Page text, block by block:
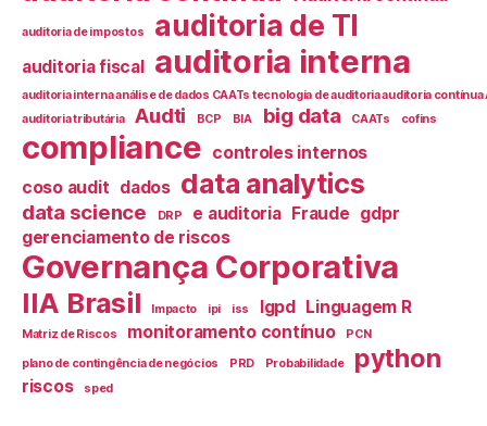
auditoria de impostos auditoria de TI
auditoria fiscal auditoria interna
auditoria interna análise de dados CAATs tecnologia de auditoria auditoria
auditoria tributária
Audti BCP BIA big data CAATs cofins
compliance controles internos
coso audit dados data analytics
data science DRP e auditoria Fraude gdpr
gerenciamento de riscos
Governança Corporativa
IIA Brasil Impacto ipi iss lgpd Linguagem R
Matriz de Riscos monitoramento contínuo PCN
plano de contingência de negócios PRD Probabilidade python
riscos sped